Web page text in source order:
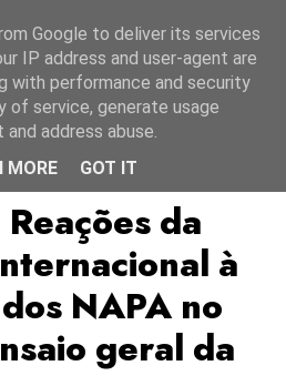
Portugal
da
à
NAPA no
geral da
Google to deliver its services
IP address and user-agent are
with performance and security
of service, generate usage
address abuse.
MORE
GOT IT